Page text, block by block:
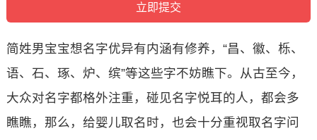
简姓男宝宝想名字优异有内涵有修养，“昌、徽、栎、
语、石、琢、炉、缤”等这些字不妨瞧下。从古至今，
大众对名字都格外注重，碰见名字悦耳的人，都会多
瞧瞧，那么，给婴儿取名时，也会十分重视取名字问